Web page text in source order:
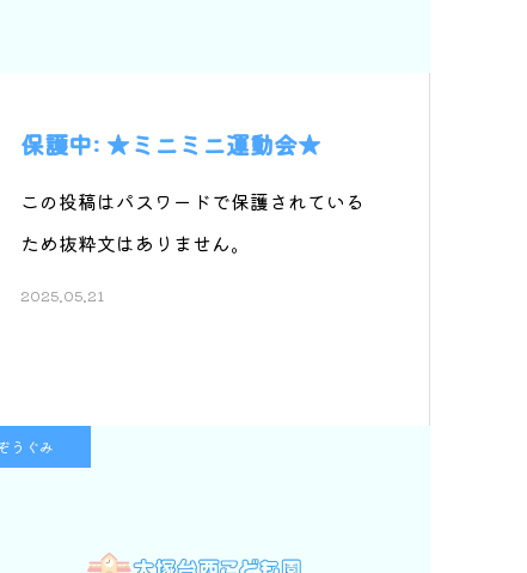
保護中: ★ミニミニ運動会★
この投稿はパスワードで保護されている
ため抜粋文はありません。
2025.05.21
ぞうぐみ